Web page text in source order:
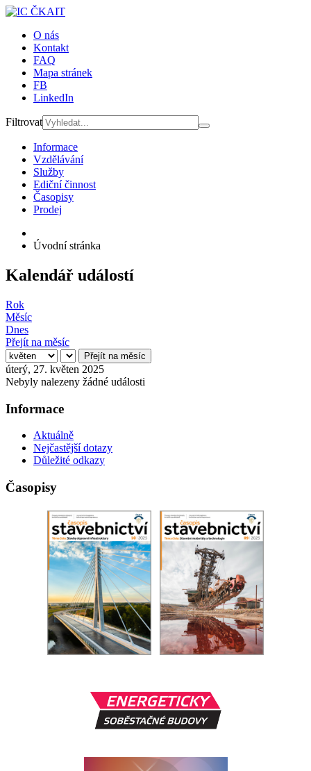
O nás
Kontakt
FAQ
Mapa stránek
FB
LinkedIn
Filtrovat
Informace
Vzdělávání
Služby
Ediční činnost
Časopisy
Prodej
Úvodní stránka
Kalendář událostí
Rok
Měsíc
Dnes
Přejít na měsíc
Přejít na měsíc
úterý, 27. květen 2025
Nebyly nalezeny žádné události
Informace
Aktuálně
Nejčastější dotazy
Důležité odkazy
Časopisy